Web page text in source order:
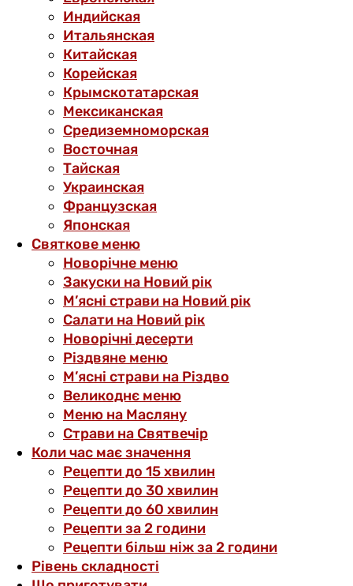
Индийская
Итальянская
Китайская
Корейская
Крымскотатарская
Мексиканская
Средиземноморская
Восточная
Тайская
Украинская
Французская
Японская
Святкове меню
Новорічне меню
Закуски на Новий рік
М’ясні страви на Новий рік
Салати на Новий рік
Новорічні десерти
Різдвяне меню
М’ясні страви на Різдво
Великоднє меню
Меню на Масляну
Страви на Святвечір
Коли час має значення
Рецепти до 15 хвилин
Рецепти до 30 хвилин
Рецепти до 60 хвилин
Рецепти за 2 години
Рецепти більш ніж за 2 години
Рівень складності